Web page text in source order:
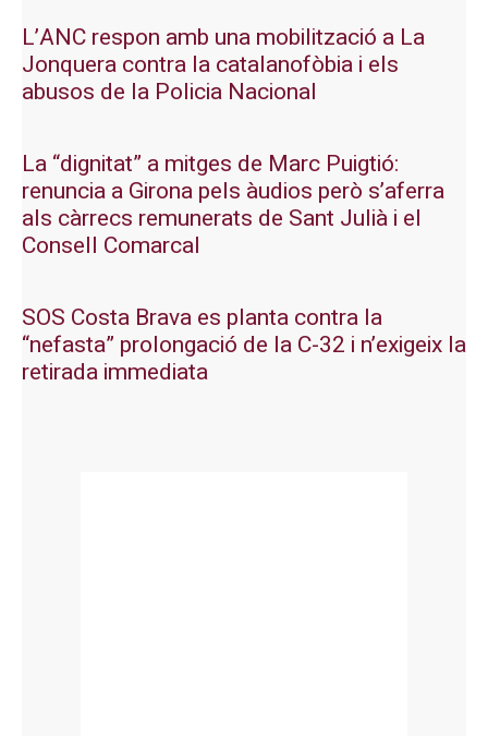
L’ANC respon amb una mobilització a La
Jonquera contra la catalanofòbia i els
abusos de la Policia Nacional
La “dignitat” a mitges de Marc Puigtió:
renuncia a Girona pels àudios però s’aferra
als càrrecs remunerats de Sant Julià i el
Consell Comarcal
SOS Costa Brava es planta contra la
“nefasta” prolongació de la C-32 i n’exigeix la
retirada immediata